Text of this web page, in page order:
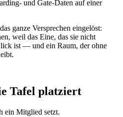
und Gate-Daten auf einer
ganze Versprechen eingelöst:
weil das Eine, das sie nicht
ist — und ein Raum, der ohne
Tafel platziert
ein Mitglied setzt.